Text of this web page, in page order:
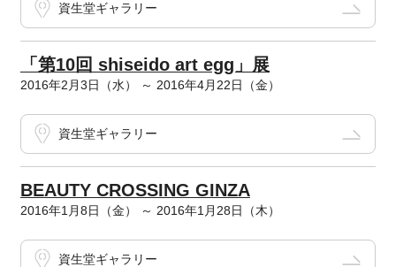
資生堂ギャラリー
「第10回 shiseido art egg」展
2016年2月3日（水） ～ 2016年4月22日（金）
資生堂ギャラリー
BEAUTY CROSSING GINZA
2016年1月8日（金） ～ 2016年1月28日（木）
資生堂ギャラリー